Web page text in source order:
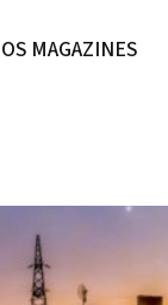
MAGAZINES